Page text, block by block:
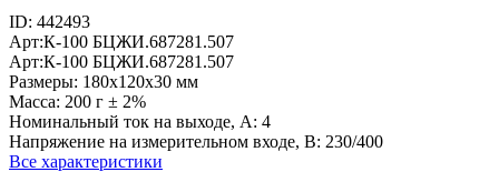
ID: 442493
Арт:К-100 БЦЖИ.687281.507
Арт:К-100 БЦЖИ.687281.507
Размеры: 180х120х30 мм
Масса: 200 г ± 2%
Номинальный ток на выходе, А: 4
Напряжение на измерительном входе, В: 230/400
Все характеристики